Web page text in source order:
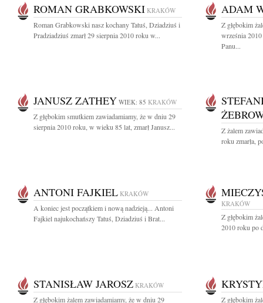
ROMAN GRABKOWSKI KRAKÓW
Roman Grabkowski nasz kochany Tatuś, Dziadziuś i
Pradziadziuś zmarł 29 sierpnia 2010 roku w...
ADAM
Z głębokim
września
Panu...
JANUSZ ZATHEY WIEK: 85 KRAKÓW
Z głębokim smutkiem zawiadamiamy, że w dniu 29
sierpnia 2010 roku, w wieku 85 lat, zmarł Janusz...
Z żalem
roku zmarła,
ANTONI FAJKIEL KRAKÓW
A koniec jest początkiem i nową nadzieją... Antoni
Fajkiel najukochańszy Tatuś, Dziadziuś i Brat...
KRAKÓW
Z głębokim
2010 roku po
STANISŁAW JAROSZ KRAKÓW
Z głębokim żalem zawiadamiamy, że w dniu 29
Z głębokim